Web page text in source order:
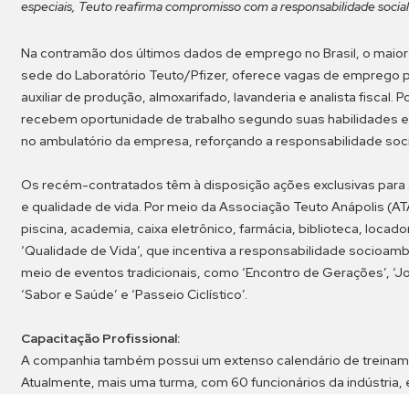
especiais, Teuto reafirma compromisso com a responsabilidade
Na contramão dos últimos dados de emprego no Brasil, o
sede do Laboratório Teuto/Pfizer, oferece vagas de emprego
auxiliar de produção, almoxarifado, lavanderia e analista
recebem oportunidade de trabalho segundo suas habilidades
no ambulatório da empresa, reforçando a responsabilidade
Os recém-contratados têm à disposição ações exclusivas
e qualidade de vida. Por meio da Associação Teuto Anápolis
piscina, academia, caixa eletrônico, farmácia, biblioteca,
‘Qualidade de Vida’, que incentiva a responsabilidade
meio de eventos tradicionais, como ‘Encontro de Gerações’,
‘Sabor e Saúde’ e ‘Passeio Ciclístico’.
Capacitação Profissional:
A companhia também possui um extenso calendário de
Atualmente, mais uma turma, com 60 funcionários da